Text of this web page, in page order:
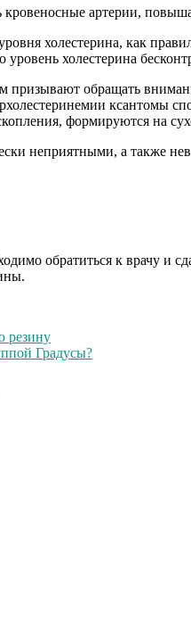
кровеносные артерии,
холестерина, как
холестерина
призывают обращать
ксантомы
формируются на
неприятными, а также
обратиться к врачу и
резину
Градусы?